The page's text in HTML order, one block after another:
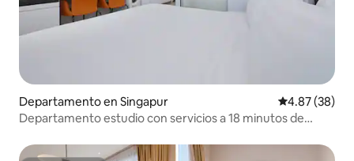
Departamento en Singapur Calificación
4.87 (38)
Departamento estudio con servicios a 18 minutos de